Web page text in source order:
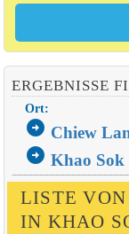
ERGEBNISSE
Ort:
arrow_circle_right Chiew
arrow_circle_right Khao
LISTE
IN KHAO